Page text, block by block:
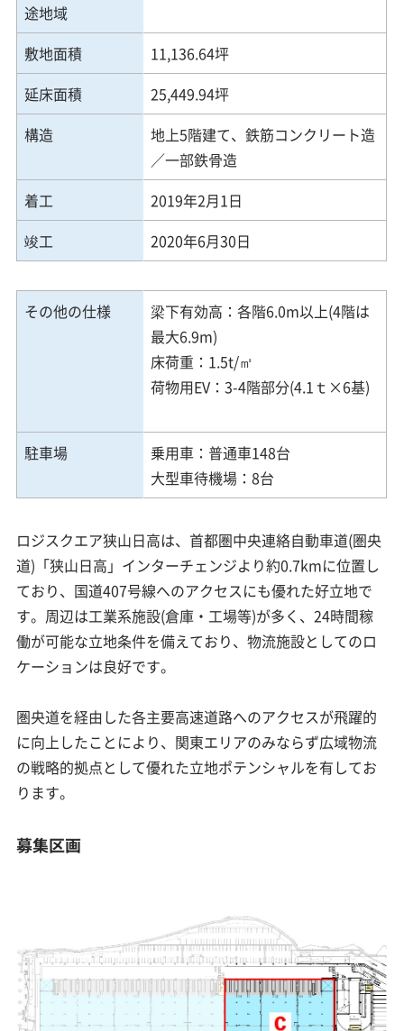
途地域
敷地面積
11,136.64坪
延床面積
25,449.94坪
構造
地上5階建て、鉄筋コンクリート造
／一部鉄骨造
着工
2019年2月1日
竣工
2020年6月30日
その他の仕様
梁下有効高：各階6.0m以上(4階は
最大6.9m)
床荷重：1.5t/㎡
荷物用EV：3-4階部分(4.1ｔ×6基)
駐車場
乗用車：普通車148台
大型車待機場：8台
ロジスクエア狭山日高は、首都圏中央連絡自動車道(圏央
道)「狭山日高」インターチェンジより約0.7kmに位置し
ており、国道407号線へのアクセスにも優れた好立地で
す。周辺は工業系施設(倉庫・工場等)が多く、24時間稼
働が可能な立地条件を備えており、物流施設としてのロ
ケーションは良好です。
圏央道を経由した各主要高速道路へのアクセスが飛躍的
に向上したことにより、関東エリアのみならず広域物流
の戦略的拠点として優れた立地ポテンシャルを有してお
ります。
募集区画